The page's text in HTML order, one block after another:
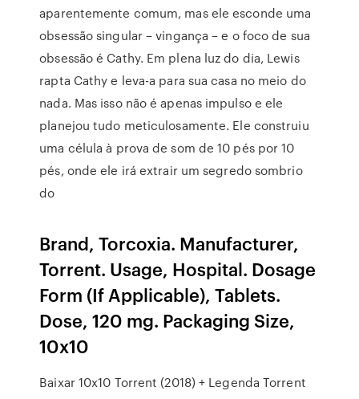
aparentemente comum, mas ele esconde uma
obsessão singular – vingança – e o foco de sua
obsessão é Cathy. Em plena luz do dia, Lewis
rapta Cathy e leva-a para sua casa no meio do
nada. Mas isso não é apenas impulso e ele
planejou tudo meticulosamente. Ele construiu
uma célula à prova de som de 10 pés por 10
pés, onde ele irá extrair um segredo sombrio
do
Brand, Torcoxia. Manufacturer,
Torrent. Usage, Hospital. Dosage
Form (If Applicable), Tablets.
Dose, 120 mg. Packaging Size,
10x10
Baixar 10x10 Torrent (2018) + Legenda Torrent